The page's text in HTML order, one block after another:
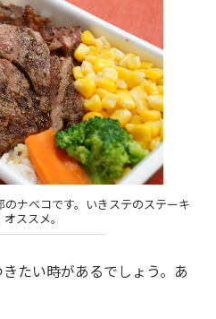
ナベコです。いきステのステーキ
ススメ。
たい時があるでしょう。あ